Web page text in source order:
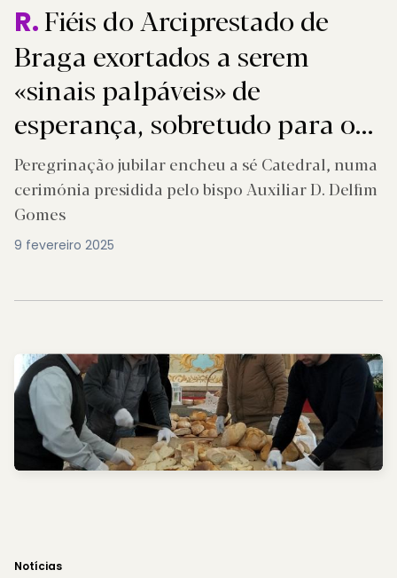
R.Fiéis do Arciprestado de
Braga exortados a serem
«sinais palpáveis» de
esperança, sobretudo para os
necessitados
Peregrinação jubilar encheu a sé Catedral, numa
cerimónia presidida pelo bispo Auxiliar D. Delfim
Gomes
9 fevereiro 2025
Notícias